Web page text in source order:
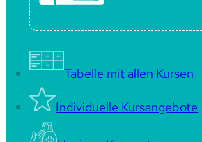
Tabelle mit allen Kursen
Individuelle Kursangebote